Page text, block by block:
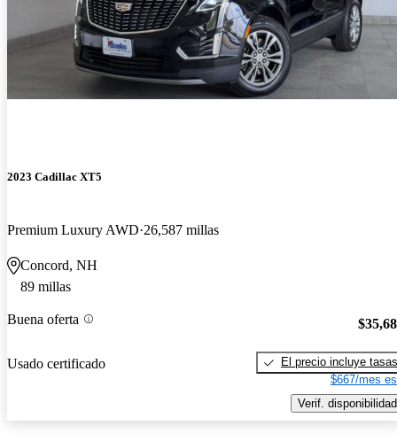
2023 Cadillac XT5
Premium Luxury AWD 26,587 millas
Concord, NH
89 millas
Buena oferta
Usado certificado
El precio incluye tasas
$667/mes
Verif. disponibilidad